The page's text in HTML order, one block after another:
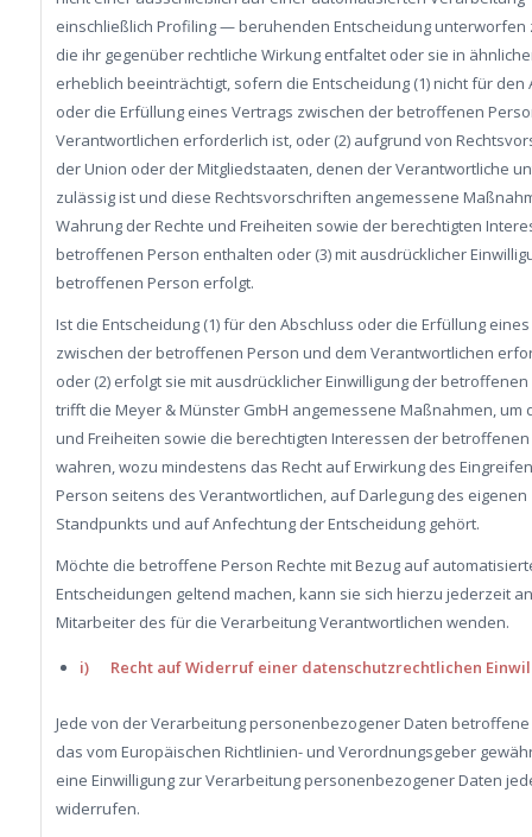
einschließlich Profiling — beruhenden Entscheidung unterworfen
die ihr gegenüber rechtliche Wirkung entfaltet oder sie in
erheblich beeinträchtigt, sofern die Entscheidung (1) nicht für den
oder die Erfüllung eines Vertrags zwischen der betroffenen
Verantwortlichen erforderlich ist, oder (2) aufgrund von
der Union oder der Mitgliedstaaten, denen der Verantwortliche
zulässig ist und diese Rechtsvorschriften angemessene
Wahrung der Rechte und Freiheiten sowie der berechtigten
betroffenen Person enthalten oder (3) mit ausdrücklicher
betroffenen Person erfolgt.
Ist die Entscheidung (1) für den Abschluss oder die Erfüllung
zwischen der betroffenen Person und dem Verantwortlichen
oder (2) erfolgt sie mit ausdrücklicher Einwilligung der betroffenen
trifft die Meyer & Münster GmbH angemessene Maßnahmen, um
und Freiheiten sowie die berechtigten Interessen der
wahren, wozu mindestens das Recht auf Erwirkung des
Person seitens des Verantwortlichen, auf Darlegung des eigenen
Standpunkts und auf Anfechtung der Entscheidung gehört.
Möchte die betroffene Person Rechte mit Bezug auf
Entscheidungen geltend machen, kann sie sich hierzu jederzeit
Mitarbeiter des für die Verarbeitung Verantwortlichen wenden.
i) Recht auf Widerruf einer datenschutzrechtlichen
Jede von der Verarbeitung personenbezogener Daten
das vom Europäischen Richtlinien- und Verordnungsgeber
eine Einwilligung zur Verarbeitung personenbezogener Daten
widerrufen.